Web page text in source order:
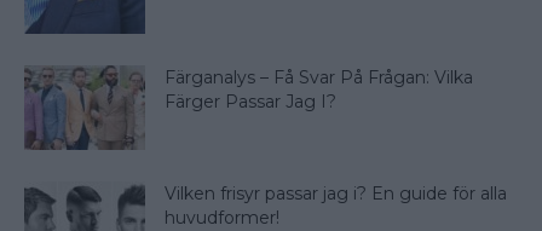
Färganalys – Få Svar På Frågan: Vilka
Färger Passar Jag I?
Vilken frisyr passar jag i? En guide för alla
huvudformer!